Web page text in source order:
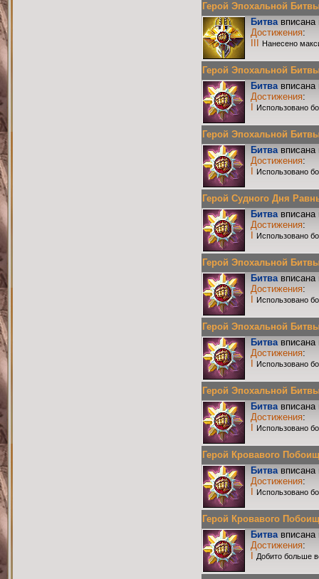
Герой Эпохальной
Битвавписана
Достижения:
Нанесено
Герой Эпохальной
Битвавписана
Достижения:
Использовано
Герой Эпохальной
Битвавписана
Достижения:
Использовано
Герой Судного Дня
Битвавписана
Достижения:
Использовано
Герой Эпохальной
Битвавписана
Достижения:
Использовано
Герой Эпохальной
Битвавписана
Достижения:
Использовано
Герой Эпохальной
Битвавписана
Достижения:
Использовано
Герой Кровавого
Битвавписана
Достижения:
Использовано
Герой Кровавого
Битвавписана
Достижения:
Добито больше